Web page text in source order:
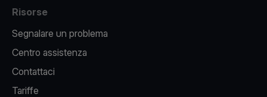
Risorse
Segnalare un problema
Centro assistenza
Contattaci
Tariffe